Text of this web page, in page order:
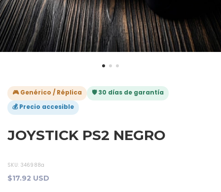
🎮 Genérico / Réplica
🛡️ 30 días de garantía
💰 Precio accesible
JOYSTICK PS2 NEGRO
SKU: 346988a
$17.92 USD